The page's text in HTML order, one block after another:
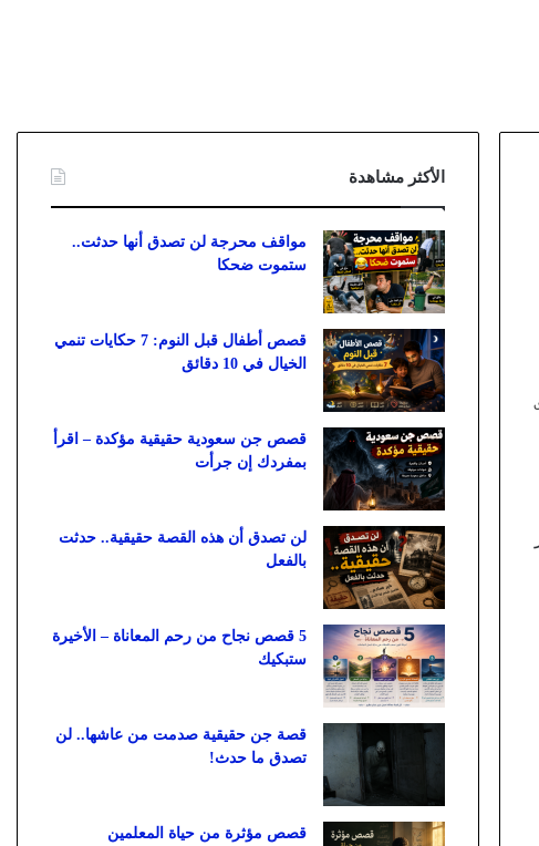
الأكثر مشاهدة
مواقف محرجة لن تصدق أنها حدثت..
ستموت ضحكا
قصص أطفال قبل النوم: 7 حكايات تنمي
الخيال في 10 دقائق
قصص جن سعودية حقيقية مؤكدة – اقرأ
بمفردك إن جرأت
لن تصدق أن هذه القصة حقيقية.. حدثت
بالفعل
5 قصص نجاح من رحم المعاناة – الأخيرة
ستبكيك
قصة جن حقيقية صدمت من عاشها.. لن
تصدق ما حدث!
قصص مؤثرة من حياة المعلمين